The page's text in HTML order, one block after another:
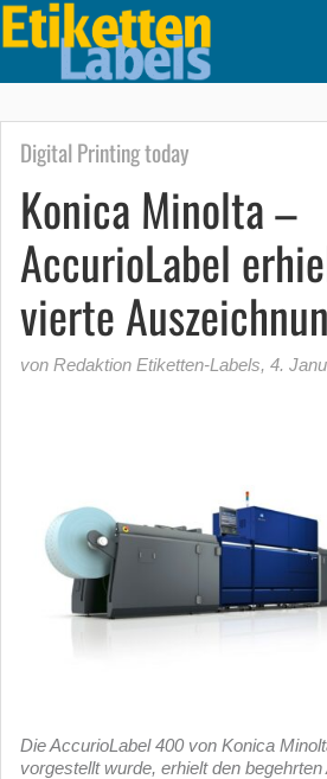
Digital Printing today
Konica Minolta –
AccurioLabel
vierte
von Redaktion Etiketten-Labels, 4.
Die AccurioLabel 400 von Konica
vorgestellt wurde, erhielt den